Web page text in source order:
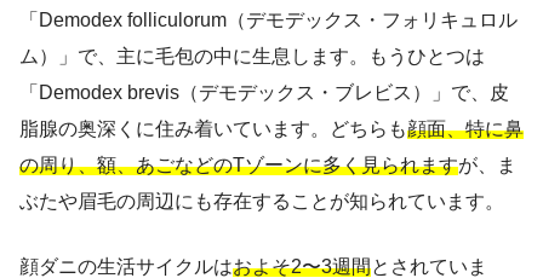
「Demodex folliculorum（デモデックス・フォリキュロル
ム）」で、主に毛包の中に生息します。もうひとつは
「Demodex brevis（デモデックス・ブレビス）」で、皮
脂腺の奥深くに住み着いています。どちらも顔面、特に鼻
の周り、額、あごなどのTゾーンに多く見られますが、ま
ぶたや眉毛の周辺にも存在することが知られています。
顔ダニの生活サイクルはおよそ2〜3週間とされていま